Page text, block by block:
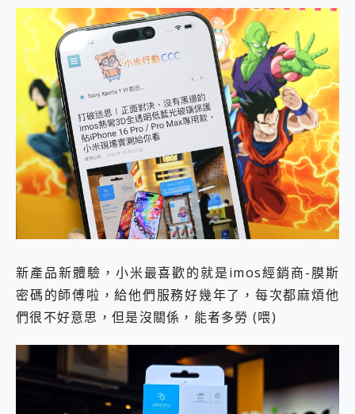
新產品新體驗，小米最喜歡的就是imos經銷商-膜斯
密碼的師傅啦，給他們服務好幾年了，每次都麻煩他
們很不好意思，但是沒關係，能者多勞 (喂)